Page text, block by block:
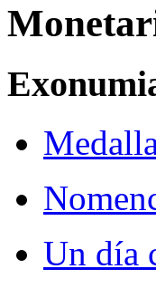
Un día